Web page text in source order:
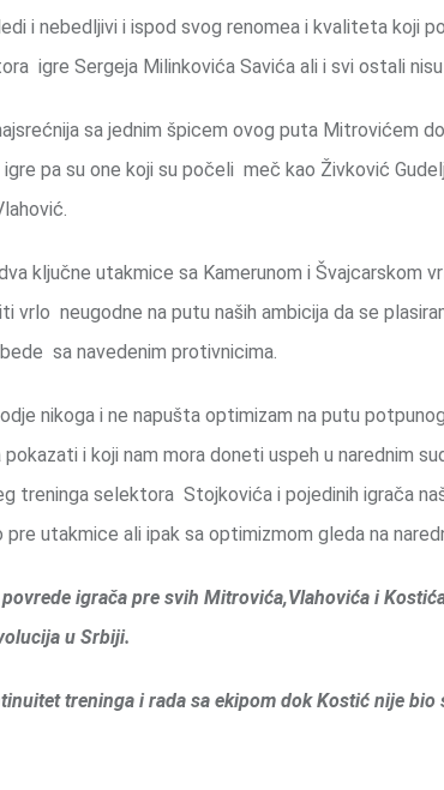
i nebedljivi i ispod svog renomea i kvaliteta koji
igre Sergeja Milinkovića Savića ali i svi ostali
sa jednim špicem ovog puta Mitrovićem
pa su one koji su počeli meč kao Živković
ključne utakmice sa Kamerunom i Švajcarskom
neugodne na putu naših ambicija da se
sa navedenim protivnicima.
nikoga i ne napušta optimizam na putu
i koji nam mora doneti uspeh u narednim
treninga selektora Stojkovića i pojedinih igrača
utakmice ali ipak sa optimizmom gleda na
igrača pre svih Mitrovića,Vlahovića i
u Srbiji.
treninga i rada sa ekipom dok Kostić nije bio